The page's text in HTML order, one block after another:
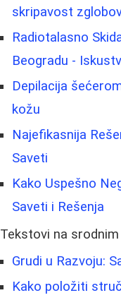
skripavost
Radiotalasno
Beogradu -
Depilacija
kožu
Najefikasnija
Saveti
Kako Uspešno
Saveti i Rešenja
Tekstovi na
Grudi u Razvoju:
Kako položiti